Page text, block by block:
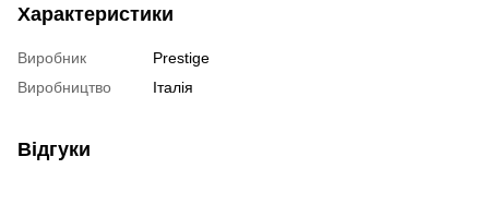
Характеристики
Виробник
Prestige
Виробництво
Італія
Відгуки